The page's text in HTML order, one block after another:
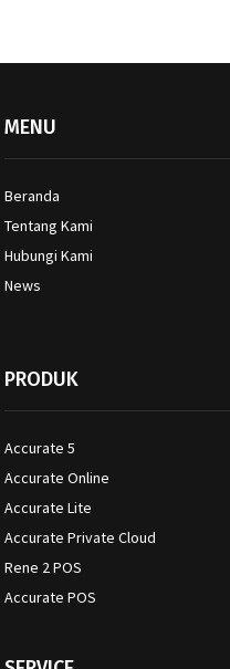
MENU
Beranda
Tentang Kami
Hubungi Kami
News
PRODUK
Accurate 5
Accurate Online
Accurate Lite
Accurate Private Cloud
Rene 2 POS
Accurate POS